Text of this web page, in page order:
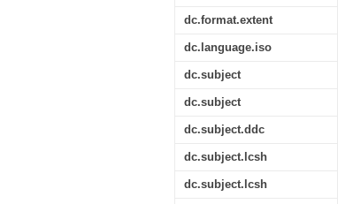
dc.format.extent
dc.language.iso
dc.subject
dc.subject
dc.subject.ddc
dc.subject.lcsh
dc.subject.lcsh